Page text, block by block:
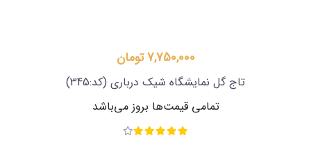
7,750,000 تومان
تاج گل نمایشگاه شیک درباری (کد:345)
تمامی قیمت‌ها بروز می‌باشد